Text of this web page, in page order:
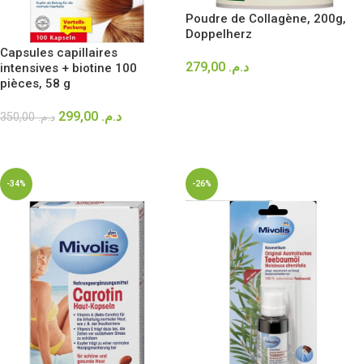
Capsules capillaires
intensives + biotine 100
pièces, 58 g
د.م.350,00 د.م.
Poudre de Collagène, 200g,
Doppelherz
د.م.
-34% -26%